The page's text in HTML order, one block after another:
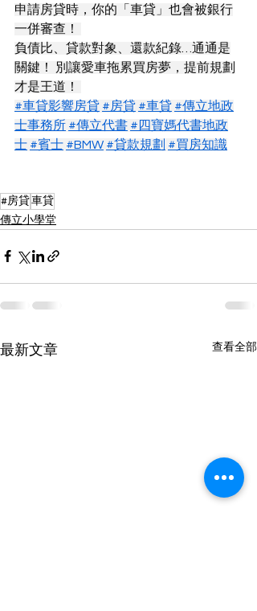
申請房貸時，你的「車貸」也會被銀行
一併審查！
負債比、貸款對象、還款紀錄…通通是
關鍵！ 別讓愛車拖累買房夢，提前規劃
才是王道！
#車貸影響房貸 #房貸 #車貸 #傳立地政
士事務所 #傳立代書 #四寶媽代書地政
士 #賓士 #BMW #貸款規劃 #買房知識
#房貸車貸
傳立小學堂
最新文章 查看全部